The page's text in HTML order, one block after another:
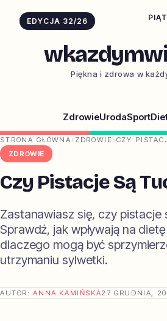
EDYCJA 32/26
Piękna i zdrowa w
ZdrowieUrodaSport
STRONA GŁÓWNA › ZDROWIE › CZY
ZDROWIE
Czy Pistacje Są
Zastanawiasz się, czy pistacje
Sprawdź, jak wpływają na
dlaczego mogą być
utrzymaniu sylwetki.
AUTOR:ANNA KAMIŃSKA27 GRUDNIA,